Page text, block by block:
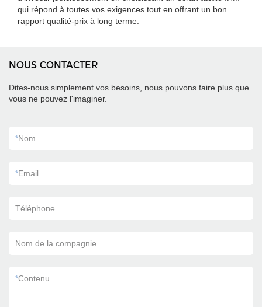
qui répond à toutes vos exigences tout en offrant un bon
rapport qualité-prix à long terme.
NOUS CONTACTER
Dites-nous simplement vos besoins, nous pouvons faire plus que
vous ne pouvez l'imaginer.
*Nom
*Email
Téléphone
Nom de la compagnie
*Contenu